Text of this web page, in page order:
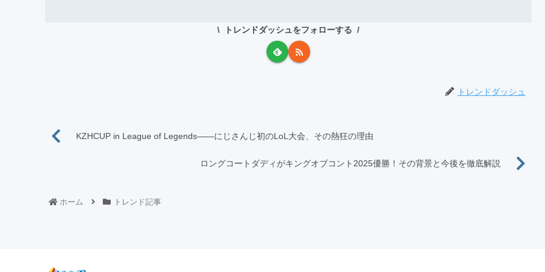
トレンドダッシュをフォローする
トレンドダッシュ
KZHCUP in League of Legends――にじさんじ初のLoL大会、その熱狂の理由
ロングコートダディがキングオブコント2025優勝！その背景と今後を徹底解説
ホーム トレンド記事